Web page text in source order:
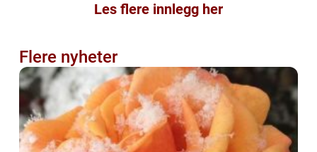
Les flere innlegg her
Flere nyheter